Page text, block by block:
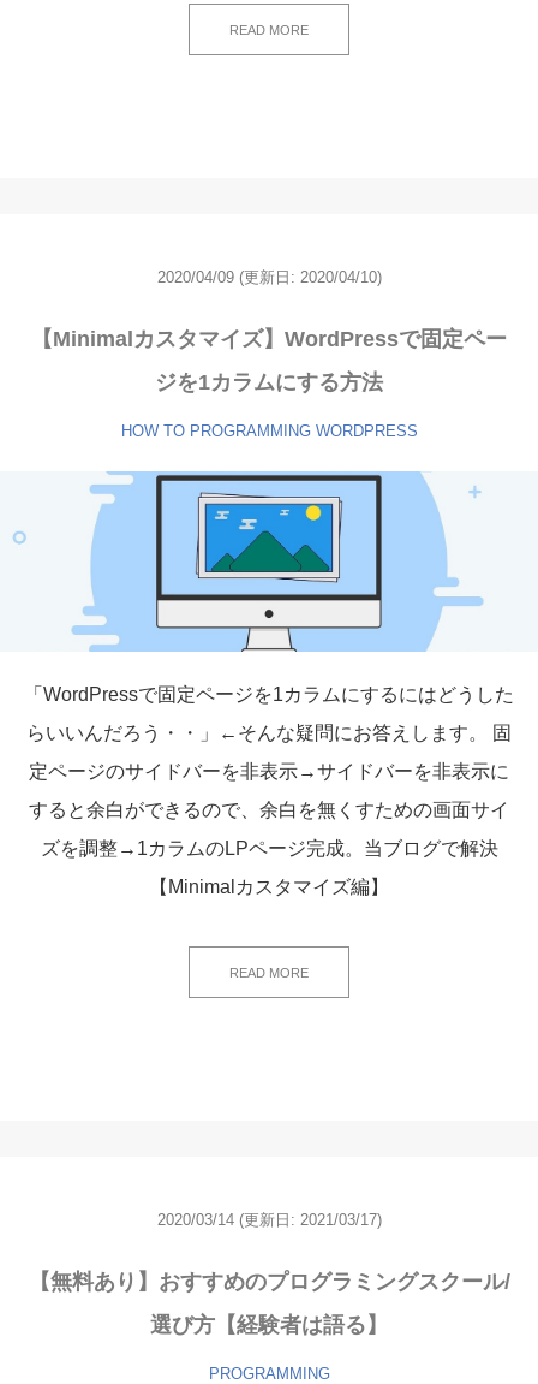
READ MORE
2020/04/09 (更新日: 2020/04/10)
【Minimalカスタマイズ】WordPressで固定ペー
ジを1カラムにする方法
HOW TO PROGRAMMING WORDPRESS
「WordPressで固定ページを1カラムにするにはどうした
らいいんだろう・・」←そんな疑問にお答えします。 固
定ページのサイドバーを非表示→サイドバーを非表示に
すると余白ができるので、余白を無くすための画面サイ
ズを調整→1カラムのLPページ完成。当ブログで解決
【Minimalカスタマイズ編】
READ MORE
2020/03/14 (更新日: 2021/03/17)
【無料あり】おすすめのプログラミングスクール/
選び方【経験者は語る】
PROGRAMMING